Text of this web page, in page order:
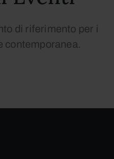
di riferimento per i
contemporanea.